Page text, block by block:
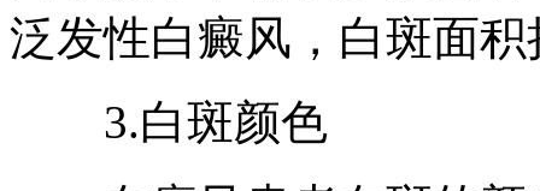
泛发性白癜风，白斑面
3.白斑颜色